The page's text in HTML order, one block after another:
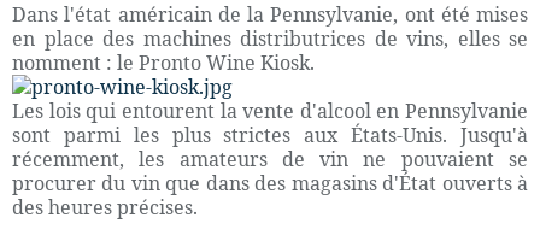
Dans l'état américain de la Pennsylvanie, ont été mises
en place des machines distributrices de vins, elles se
nomment : le Pronto Wine Kiosk.
Les lois qui entourent la vente d'alcool en Pennsylvanie
sont parmi les plus strictes aux États-Unis. Jusqu'à
récemment, les amateurs de vin ne pouvaient se
procurer du vin que dans des magasins d'État ouverts à
des heures précises.